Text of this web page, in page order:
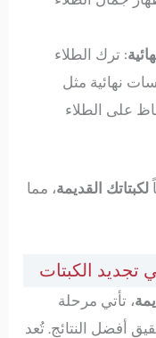
: ترك الطلاء
نهائية مثل
على الطلاء
لكبتاتك القديمة، مما
تجديد الكبتات
، تأتي مرحلة
أفضل النتائج. تُعد